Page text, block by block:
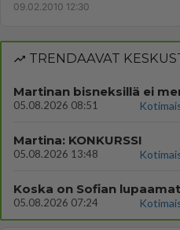
09.02.2010 12:30
TRENDAAVAT
Martinan bisneksillä ei
05.08.2026 08:51
Martina: KONKURSSI
05.08.2026 13:48
Koska on Sofian
05.08.2026 07:24